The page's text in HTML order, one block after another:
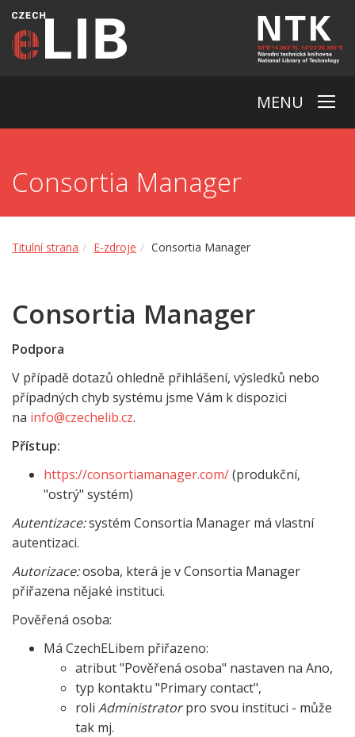
MENU
Consortia Manager
Titulní strana E-zdroje Consortia Manager
Consortia Manager
Podpora
V případě dotazů ohledně přihlášení, výsledků nebo
případných chyb systému jsme Vám k dispozici
na info@czechelib.cz.
Přístup:
https://consortiamanager.com/(produkční,
"ostrý" systém)
Autentizace:systém Consortia Manager má vlastní
autentizaci.
Autorizace:osoba, která je v Consortia Manager
přiřazena nějaké instituci.
Pověřená osoba:
Má CzechELibem přiřazeno:
atribut "Pověřená osoba" nastaven na Ano,
typ kontaktu "Primary contact",
roli Administratorpro svou instituci - může
tak mj.